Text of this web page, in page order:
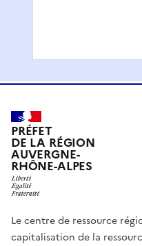
PRÉFET
DE LA RÉGION
AUVERGNE-
RHÔNE-ALPES
Le centre de ressource
capitalisation de la